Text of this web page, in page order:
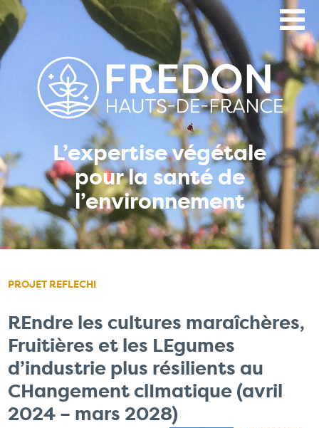
Aller
au
contenu
principal
L’expertise végétale
pour la santé de
l’environnement
PROJET REFLECHI
REndre les cultures maraîchères,
Fruitières et les LEgumes
d’industrie plus résilients au
CHangement clImatique (avril
2024 – mars 2028)